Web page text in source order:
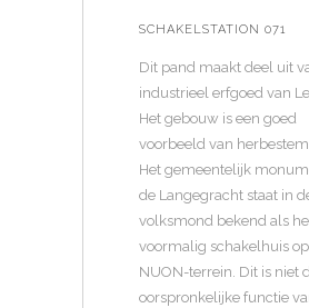
SCHAKELSTATION 071
Dit pand maakt deel uit
industrieel erfgoed van
Het gebouw is een goed
voorbeeld van
Het gemeentelijk
de Langegracht staat in
volksmond bekend als
voormalig schakelhuis
NUON-terrein. Dit is niet
oorspronkelijke functie